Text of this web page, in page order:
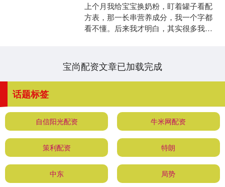
上个月我给宝宝换奶粉，盯着罐子看配
方表，那一长串营养成分，我一个字都
看不懂。后来我才明白，其实很多我们
宝尚配资文章已加载完成
话题标签
自信阳光配资 牛米网配资
策利配资 特朗
中东 局势